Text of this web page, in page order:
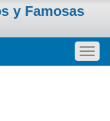
y Famosas